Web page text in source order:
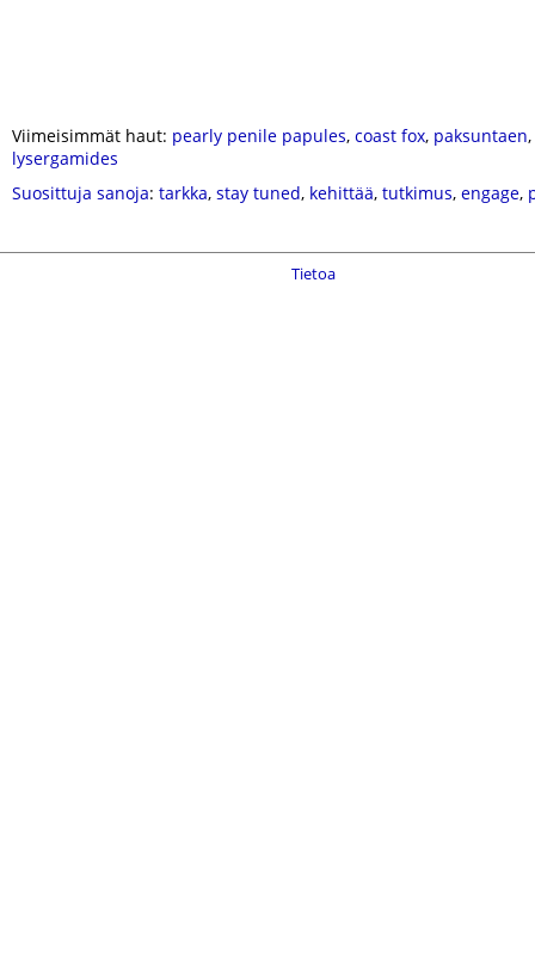
Viimeisimmät haut: pearly penile papules, coast fox, paksuntaen,
lysergamides
Suosittuja sanoja: tarkka, stay tuned, kehittää, tutkimus, engage,
Tietoa